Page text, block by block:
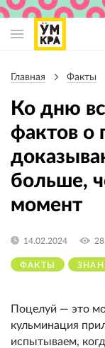
навигации
Главная Факты
Ко дню
фактов о
больше,
момент
ФАКТЫ
14.02.2024
Поцелуй — это
кульминация
испытываем,